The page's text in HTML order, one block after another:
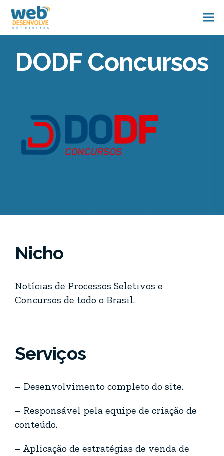
DODF Concursos
Nicho
Notícias de Processos Seletivos e
Concursos de todo o Brasil.
Serviços
– Desenvolvimento completo do site.
– Responsável pela equipe de criação de
conteúdo.
– Aplicação de estratégias de venda de